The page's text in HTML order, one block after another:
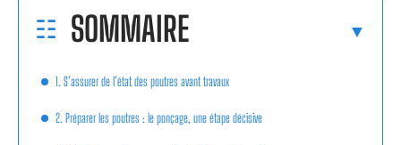
SOMMAIRE
1. S’assurer de l’état des poutres avant travaux
2. Préparer les poutres : le ponçage, une étape décisive